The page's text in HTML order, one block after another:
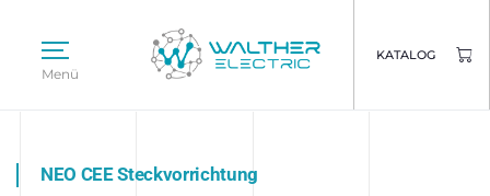
Menü
KATALOG
NEO CEE Steckvorrichtung